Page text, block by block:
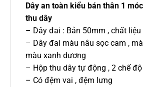
Dây an toàn kiểu bán thân 1
thu dây
– Dây đai : Bản 50mm , chất liệu
– Dây đai màu nâu sọc cam ,
màu xanh dương
– Hộp thu dây tự động , 2 chế
– Có đệm vai , đệm lưng